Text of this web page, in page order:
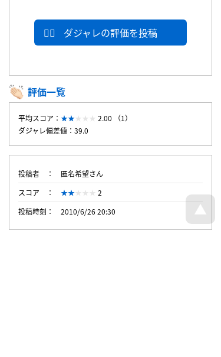
ダジャレの評価を投稿
評価一覧
平均スコア：
2.00 （1）
ダジャレ偏差値：39.0
投稿者
匿名希望さん
スコア
2
投稿時刻
2010/6/26 20:30